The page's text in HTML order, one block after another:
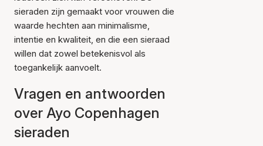
sieraden zijn gemaakt voor vrouwen die
waarde hechten aan minimalisme,
intentie en kwaliteit, en die een sieraad
willen dat zowel betekenisvol als
toegankelijk aanvoelt.
Vragen en antwoorden
over Ayo Copenhagen
sieraden